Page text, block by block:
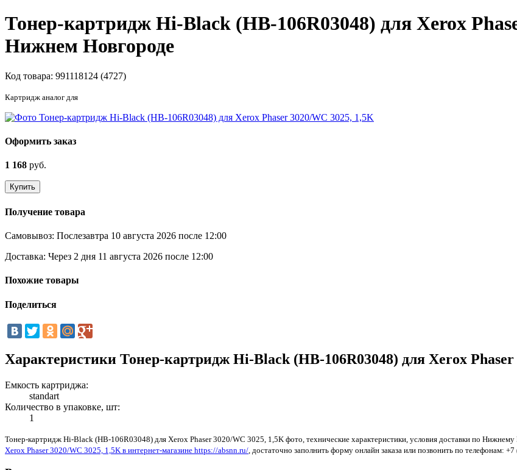
Тонер-картридж Hi-Black (HB-106R03048) для Xerox
Нижнем Новгороде
Код товара: 991118124 (4727)
Картридж аналог для
Оформить заказ
1 168 руб.
Купить
Получение товара
Самовывоз: Послезавтра 10 августа 2026 после 12:00
Доставка: Через 2 дня 11 августа 2026 после 12:00
Похожие товары
Поделиться
Характеристики Тонер-картридж Hi-Black (HB-106R03048) для Xerox Phaser
Емкость картриджа:
standart
Количество в упаковке, шт:
1
Тонер-картридж Hi-Black (HB-106R03048) для Xerox Phaser 3020/WC 3025, 1,5K фото, технические характеристики, условия доставки по
Xerox Phaser 3020/WC 3025, 1,5K в интернет-магазине https://absnn.ru/ , достаточно заполнить форму онлайн заказа или позвонить по телефонам: